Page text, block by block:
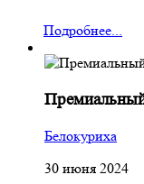
Подробнее...
Белокуриха
30 июня 2024